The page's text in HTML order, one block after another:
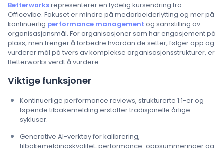
Betterworksrepresenterer en tydelig kursendring fra
Officevibe. Fokuset er mindre på medarbeiderlytting og mer på
kontinuerlig performance management og samstilling av
organisasjonsmål. For organisasjoner som har engasjement på
plass, men trenger å forbedre hvordan de setter, følger opp og
vurderer mål på tvers av komplekse organisasjonsstrukturer, er
Betterworks verdt å vurdere.
Viktige funksjoner
Kontinuerlige performance reviews, strukturerte 1:1-er og
løpende tilbakemelding erstatter tradisjonelle årlige
sykluser.
Generative AI-verktøy for kalibrering,
tilbakemeldingskvalitet, performance-oppsummeringer og